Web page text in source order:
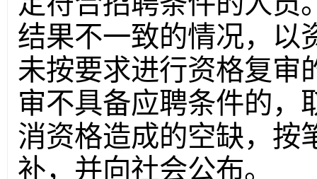
结果不一致的情况，以
未按要求进行资格复审
审不具备应聘条件的，
消资格造成的空缺，按
补，并向社会公布。